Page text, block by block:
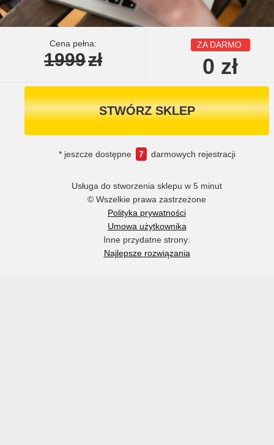
Cena pełna:
1999zł
ZA DARMO
0 zł
STWÓRZ SKLEP
* jeszcze dostępne 7 darmowych rejestracji
Usługa do stworzenia sklepu w 5 minut
© Wszelkie prawa zastrzeżone
Polityka prywatności
Umowa użytkownika
Inne przydatne strony:
Najlepsze rozwiązania